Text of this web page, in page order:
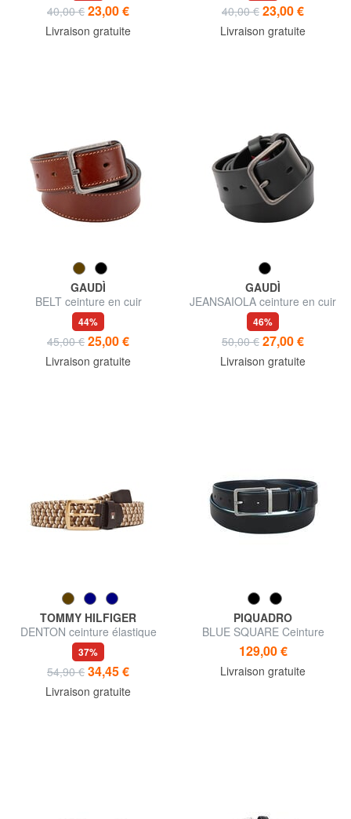
40,00 € 23,00 €
Livraison gratuite
40,00 € 23,00 €
Livraison gratuite
GAUDÌ
BELT ceinture en cuir
44%
45,00 € 25,00 €
Livraison gratuite
GAUDÌ
JEANSAIOLA ceinture en cuir
46%
50,00 € 27,00 €
Livraison gratuite
TOMMY HILFIGER
DENTON ceinture élastique
tressée
37%
54,90 € 34,45 €
Livraison gratuite
PIQUADRO
BLUE SQUARE Ceinture
réversible
129,00 €
Livraison gratuite